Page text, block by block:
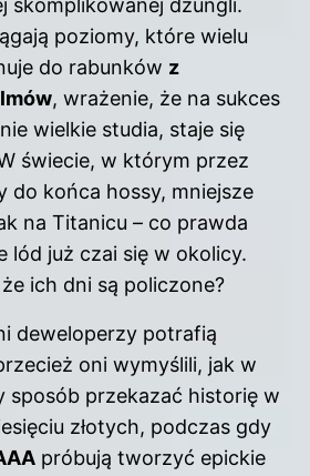
skomplikowanej dżungli.
poziomy, które wielu
do rabunków z
, wrażenie, że na sukces
wielkie studia, staje się
świecie, w którym przez
do końca hossy, mniejsze
na Titanicu – co prawda
lód już czai się w okolicy.
ich dni są policzone?
deweloperzy potrafią
oni wymyślili, jak w
sposób przekazać historię w
złotych, podczas gdy
próbują tworzyć epickie